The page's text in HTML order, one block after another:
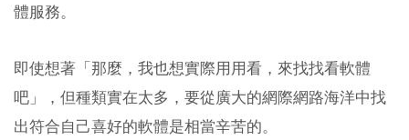
體服務。
即使想著「那麼，我也想實際用用看，來找找看軟體
吧」，但種類實在太多，要從廣大的網際網路海洋中找
出符合自己喜好的軟體是相當辛苦的。